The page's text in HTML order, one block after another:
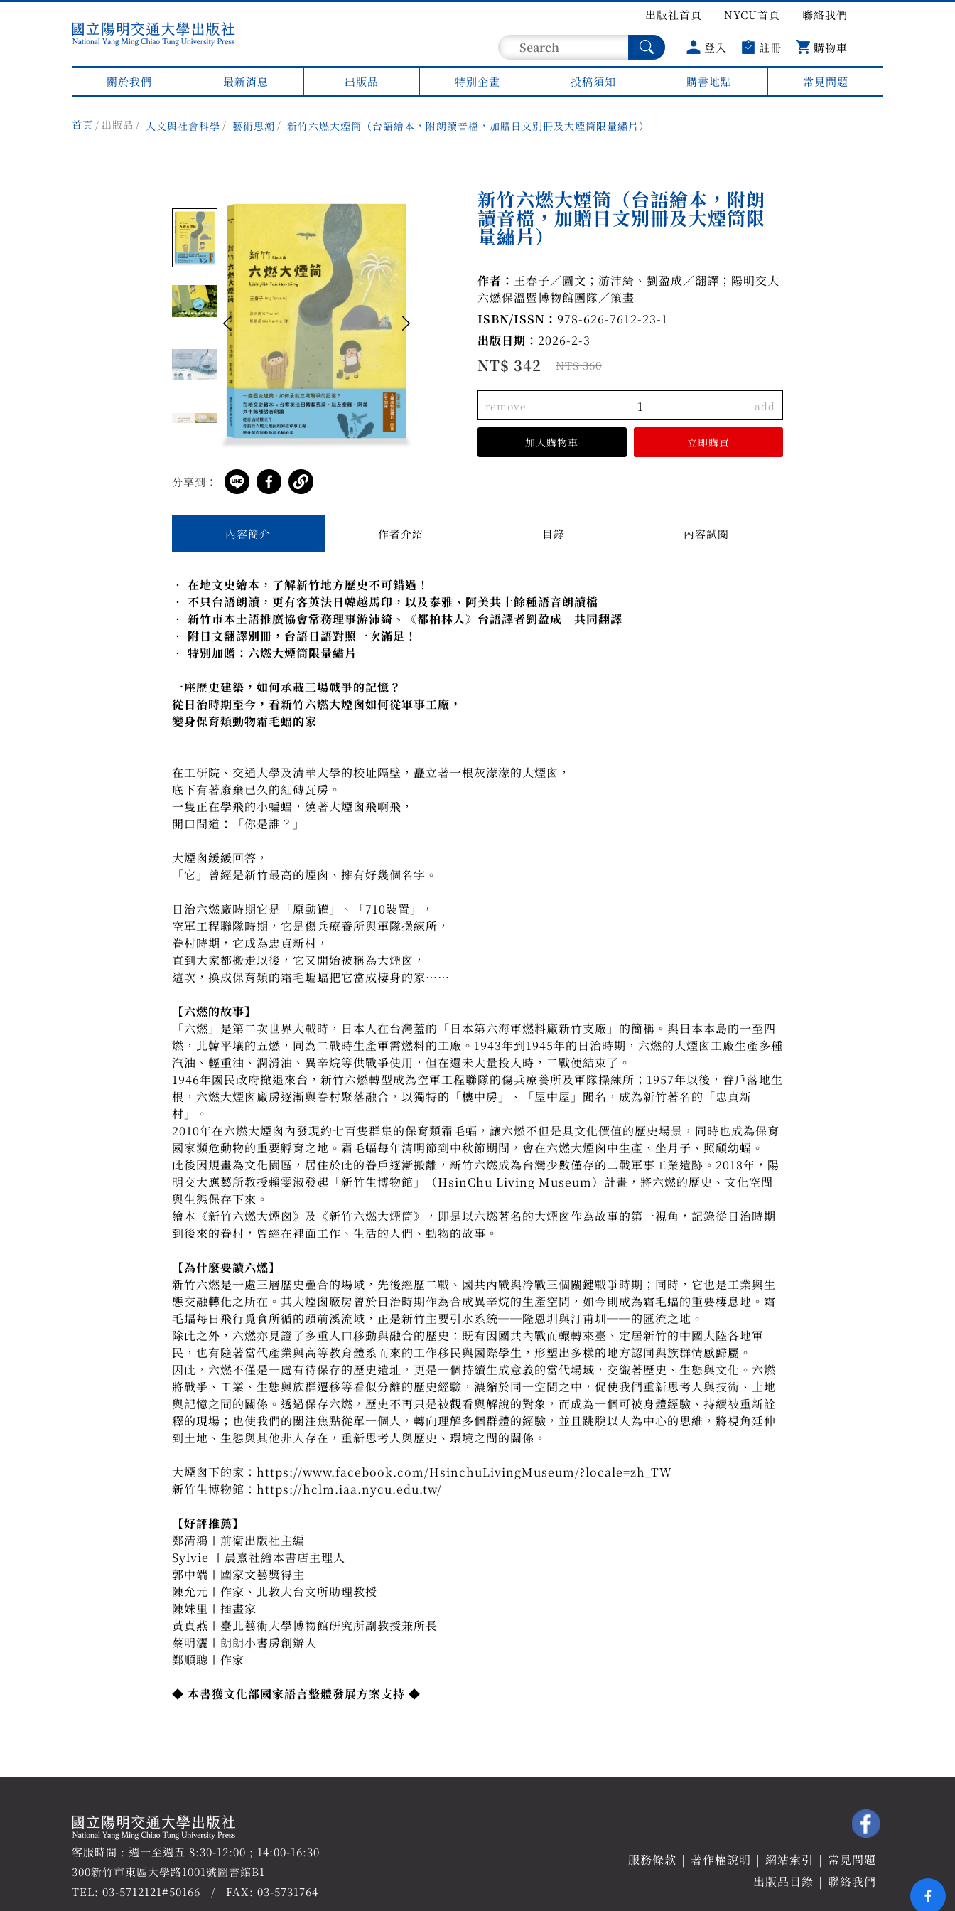
出版社首頁 NYCU首頁 聯絡我們
登入 註冊 購物車
關於我們 最新消息 出版品 特別企畫 投稿須知 購書地點 常見問題
首頁 出版品 人文與社會科學 藝術思潮 新竹六燃大煙筒（台語繪本，附朗讀音檔，加贈日文別冊及大煙筒限量繡片）
分享到：
新竹六燃大煙筒（台語繪本，附朗
讀音檔，加贈日文別冊及大煙筒限
量繡片）
作者： 王春子／圖文；游沛綺、劉盈成／翻譯；陽明交大
六燃保溫暨博物館團隊／策畫
ISBN/ISSN： 978-626-7612-23-1
出版日期： 2026-2-3
NT$ 342 NT$ 360
remove add
內容簡介 作者介紹 目錄 內容試閱
• 在地文史繪本，了解新竹地方歷史不可錯過！
• 不只台語朗讀，更有客英法日韓越馬印，以及泰雅、阿美共十餘種語音朗讀檔
• 新竹市本土語推廣協會常務理事游沛綺、《都柏林人》台語譯者劉盈成 共同翻譯
• 附日文翻譯別冊，台語日語對照一次滿足！
• 特別加贈：六燃大煙筒限量繡片
一座歷史建築，如何承載三場戰爭的記憶？
從日治時期至今，看新竹六燃大煙囪如何從軍事工廠，
變身保育類動物霜毛蝠的家
在工研院、交通大學及清華大學的校址隔壁，矗立著一根灰濛濛的大煙囪，
底下有著廢棄已久的紅磚瓦房。
一隻正在學飛的小蝙蝠，繞著大煙囪飛啊飛，
開口問道：「你是誰？」
大煙囪緩緩回答，
「它」曾經是新竹最高的煙囪、擁有好幾個名字。
日治六燃廠時期它是「原動罐」、「710裝置」，
空軍工程聯隊時期，它是傷兵療養所與軍隊操練所，
眷村時期，它成為忠貞新村，
直到大家都搬走以後，它又開始被稱為大煙囪，
這次，換成保育類的霜毛蝙蝠把它當成棲身的家……
【六燃的故事】
「六燃」是第二次世界大戰時，日本人在台灣蓋的「日本第六海軍燃料廠新竹支廠」的簡稱。與日本本島的一至四
燃，北韓平壤的五燃，同為二戰時生產軍需燃料的工廠。1943年到1945年的日治時期，六燃的大煙囪工廠生產多種
汽油、輕重油、潤滑油、異辛烷等供戰爭使用，但在還未大量投入時，二戰便結束了。
1946年國民政府撤退來台，新竹六燃轉型成為空軍工程聯隊的傷兵療養所及軍隊操練所；1957年以後，眷戶落地生
根，六燃大煙囪廠房逐漸與眷村聚落融合，以獨特的「樓中房」、「屋中屋」聞名，成為新竹著名的「忠貞新
村」。
2010年在六燃大煙囪內發現約七百隻群集的保育類霜毛蝠，讓六燃不但是具文化價值的歷史場景，同時也成為保育
國家瀕危動物的重要孵育之地。霜毛蝠每年清明節到中秋節期間，會在六燃大煙囪中生產、坐月子、照顧幼蝠。
此後因規畫為文化園區，居住於此的眷戶逐漸搬離，新竹六燃成為台灣少數僅存的二戰軍事工業遺跡。2018年，陽
明交大應藝所教授賴雯淑發起「新竹生博物館」（HsinChu Living Museum）計畫，將六燃的歷史、文化空間
與生態保存下來。
繪本《新竹六燃大煙囪》及《新竹六燃大煙筒》，即是以六燃著名的大煙囪作為故事的第一視角，記錄從日治時期
到後來的眷村，曾經在裡面工作、生活的人們、動物的故事。
【為什麼要讀六燃】
新竹六燃是一處三層歷史疊合的場域，先後經歷二戰、國共內戰與冷戰三個關鍵戰爭時期；同時，它也是工業與生
態交融轉化之所在。其大煙囪廠房曾於日治時期作為合成異辛烷的生產空間，如今則成為霜毛蝠的重要棲息地。霜
毛蝠每日飛行覓食所循的頭前溪流域，正是新竹主要引水系統──隆恩圳與汀甫圳──的匯流之地。
除此之外，六燃亦見證了多重人口移動與融合的歷史：既有因國共內戰而輾轉來臺、定居新竹的中國大陸各地軍
民，也有隨著當代產業與高等教育體系而來的工作移民與國際學生，形塑出多樣的地方認同與族群情感歸屬。
因此，六燃不僅是一處有待保存的歷史遺址，更是一個持續生成意義的當代場域，交織著歷史、生態與文化。六燃
將戰爭、工業、生態與族群遷移等看似分離的歷史經驗，濃縮於同一空間之中，促使我們重新思考人與技術、土地
與記憶之間的關係。透過保存六燃，歷史不再只是被觀看與解說的對象，而成為一個可被身體經驗、持續被重新詮
釋的現場；也使我們的關注焦點從單一個人，轉向理解多個群體的經驗，並且跳脫以人為中心的思維，將視角延伸
到土地、生態與其他非人存在，重新思考人與歷史、環境之間的關係。
大煙囪下的家：https://www.facebook.com/HsinchuLivingMuseum/?locale=zh_TW
新竹生博物館：https://hclm.iaa.nycu.edu.tw/
【好評推薦】
鄭清鴻〡前衛出版社主編
Sylvie 〡晨熹社繪本書店主理人
郭中端〡國家文藝獎得主
陳允元〡作家、北教大台文所助理教授
陳姝里〡插畫家
黃貞燕〡臺北藝術大學博物館研究所副教授兼所長
蔡明灑〡朗朗小書房創辦人
鄭順聰〡作家
◆ 本書獲文化部國家語言整體發展方案支持 ◆
客服時間 : 週一至週五 8:30-12:00 ; 14:00-16:30
300新竹市東區大學路1001號圖書館B1
TEL: 03-5712121#50166 FAX: 03-5731764
服務條款 著作權說明 網站索引
常見問題
出版品目錄
聯絡我們